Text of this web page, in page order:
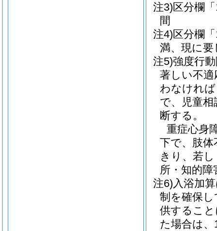
注3)区分欄
間
注4)区分欄
満、現に要
注5)強度行
著しい不
わなけれ
で、児童
断する。
重症心身
下で、肢
きり、若
所・知的
注6)入浴加
制を確保
供するこ
た場合は